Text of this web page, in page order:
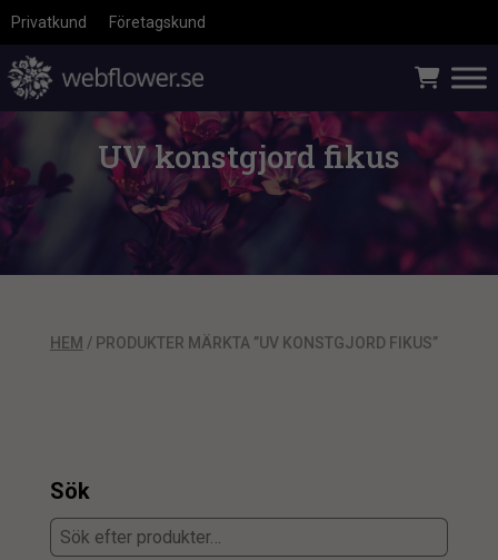
Privatkund Företagskund
UV konstgjord fikus
HEM / PRODUKTER MÄRKTA ”UV KONSTGJORD FIKUS”
Sök